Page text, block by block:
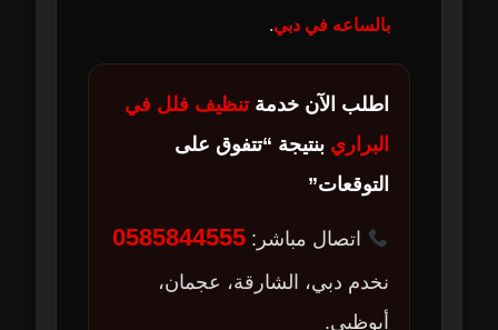
بالساعه في دبي.
اطلب الآن خدمةتنظيف فلل في
البراري بنتيجة “تتفوق على
التوقعات”
اتصال مباشر:0585844555
نخدم دبي، الشارقة، عجمان،
أبوظبي.